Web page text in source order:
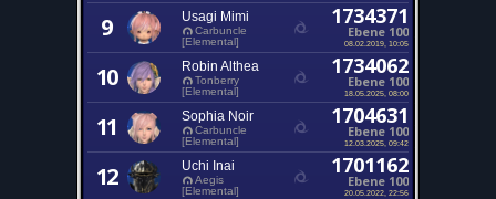
9 Usagi Mimi
Carbuncle
[Elemental]
1734371
Ebene 100
08.02.2019, 10:05
10 Robin Althea
Tonberry
[Elemental]
1734062
Ebene 100
18.05.2025, 08:00
11 Sophia Noir
Carbuncle
[Elemental]
1704631
Ebene 100
12.03.2025, 09:42
12 Uchi Inai
Aegis
[Elemental]
1701162
Ebene 100
20.05.2022, 22:56